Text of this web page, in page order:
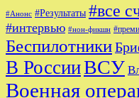
#Анонс #Результаты #все
#интервью #нон-фикшн
Беспилотники
В РоссииВСУ
Военная